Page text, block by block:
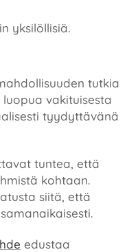
yksilöllisiä.
tutkia
vakituisesta
tyydyttävänä
tuntea, että
kohtaan.
siitä, että
edustaa